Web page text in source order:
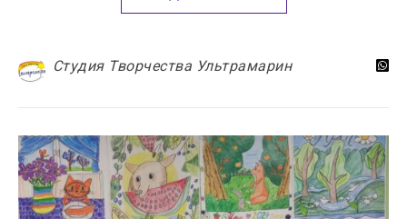
Студия Творчества Ультрамарин